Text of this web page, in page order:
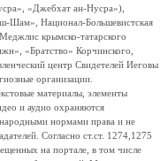
«Джебхат ан-Нусра»),
Шам», Национал-Большевистская
крымско-татарского
«Братство» Корчинского,
центр Свидетелей Иеговы
организации.
материалы, элементы
и аудио охраняются
нормами права и не
Согласно ст.ст. 1274,1275
на портале, в том числе